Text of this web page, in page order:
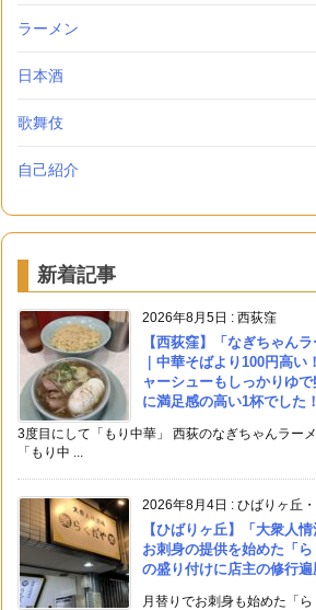
ラーメン
日本酒
歌舞伎
自己紹介
新着記事
2026年8月5日 : 西荻窪
【西荻窪】「なぎちゃん
｜中華そばより100円高
ャーシューもしっかりゆ
に満足感の高い1杯でした！
3度目にして「もり中華」 西荻のなぎちゃんラー
「もり中 ...
2026年8月4日 : ひばりヶ丘
【ひばりヶ丘】「大衆人
お刺身の提供を始めた「
の盛り付けに店主の修行遍
月替りでお刺身も始めた「